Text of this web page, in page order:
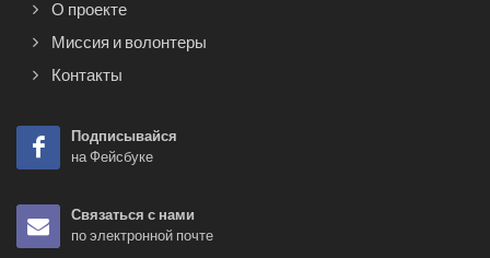
О проекте
Миссия и волонтеры
Контакты
Подписывайся
на Фейсбуке
Связаться с нами
по электронной почте